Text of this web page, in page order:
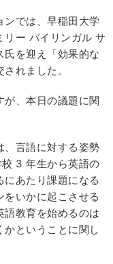
ンでは、早稲田大学
ー バイリンガル サ
氏を迎え「効果的な
れました。
、本日の議題に関
、言語に対する姿勢
3 年生から英語の
あたり課題になる
いかに起こさせる
語教育を始めるのは
ということに関し